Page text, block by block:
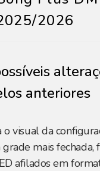
2026
anteriores
o visual da
mais fechada,
afilados em